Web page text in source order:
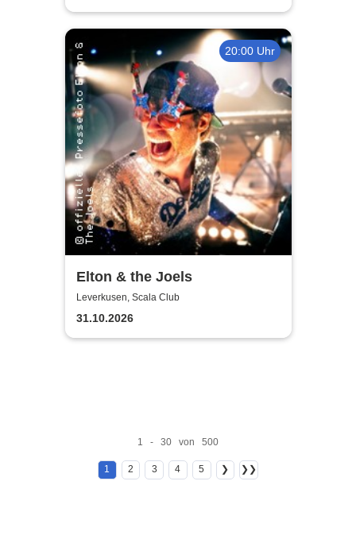
20:00 Uhr
Elton & the Joels
Leverkusen, Scala Club
31.10.2026
1 - 30 von 500
1 2 3 4 5 ❯ ❯❯